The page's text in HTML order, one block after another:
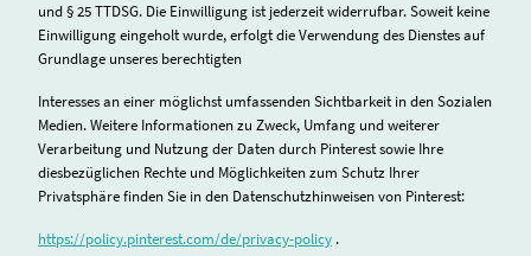
und § 25 TTDSG. Die Einwilligung ist jederzeit widerrufbar. Soweit keine
Einwilligung eingeholt wurde, erfolgt die Verwendung des Dienstes auf
Grundlage unseres berechtigten
Interesses an einer möglichst umfassenden Sichtbarkeit in den Sozialen
Medien. Weitere Informationen zu Zweck, Umfang und weiterer
Verarbeitung und Nutzung der Daten durch Pinterest sowie Ihre
diesbezüglichen Rechte und Möglichkeiten zum Schutz Ihrer
Privatsphäre finden Sie in den Datenschutzhinweisen von Pinterest:
https://policy.pinterest.com/de/privacy-policy .